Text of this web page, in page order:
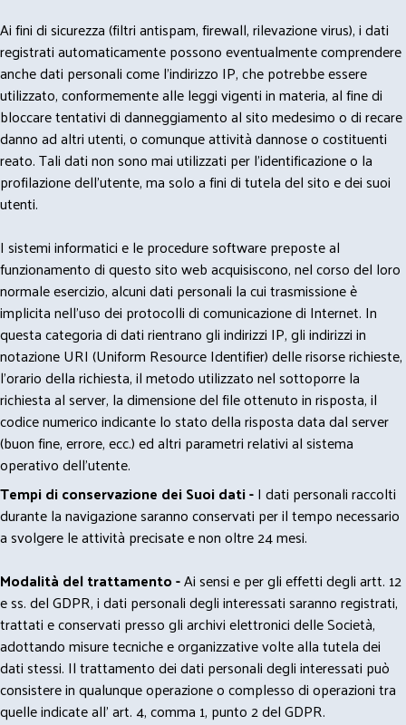
Ai fini di sicurezza (filtri antispam, firewall, rilevazione virus), i dati
registrati automaticamente possono eventualmente comprendere
anche dati personali come l'indirizzo IP, che potrebbe essere
utilizzato, conformemente alle leggi vigenti in materia, al fine di
bloccare tentativi di danneggiamento al sito medesimo o di recare
danno ad altri utenti, o comunque attività dannose o costituenti
reato. Tali dati non sono mai utilizzati per l'identificazione o la
profilazione dell'utente, ma solo a fini di tutela del sito e dei suoi
utenti.
I sistemi informatici e le procedure software preposte al
funzionamento di questo sito web acquisiscono, nel corso del loro
normale esercizio, alcuni dati personali la cui trasmissione è
implicita nell'uso dei protocolli di comunicazione di Internet. In
questa categoria di dati rientrano gli indirizzi IP, gli indirizzi in
notazione URI (Uniform Resource Identifier) delle risorse richieste,
l'orario della richiesta, il metodo utilizzato nel sottoporre la
richiesta al server, la dimensione del file ottenuto in risposta, il
codice numerico indicante lo stato della risposta data dal server
(buon fine, errore, ecc.) ed altri parametri relativi al sistema
operativo dell'utente.
Tempi di conservazione dei Suoi dati -I dati personali raccolti
durante la navigazione saranno conservati per il tempo necessario
a svolgere le attività precisate e non oltre 24 mesi.
Modalità del trattamento -Ai sensi e per gli effetti degli artt. 12
e ss. del GDPR, i dati personali degli interessati saranno registrati,
trattati e conservati presso gli archivi elettronici delle Società,
adottando misure tecniche e organizzative volte alla tutela dei
dati stessi. Il trattamento dei dati personali degli interessati può
consistere in qualunque operazione o complesso di operazioni tra
quelle indicate all' art. 4, comma 1, punto 2 del GDPR.